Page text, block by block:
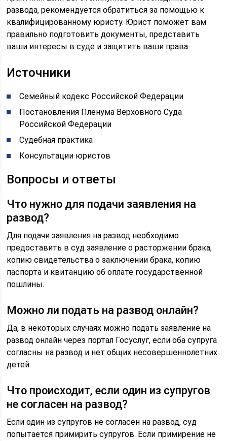
развода, рекомендуется обратиться за помощью к
квалифицированному юристу. Юрист поможет вам
правильно подготовить документы, представить
ваши интересы в суде и защитить ваши права.
Источники
Семейный кодекс Российской Федерации
Постановления Пленума Верховного Суда
Российской Федерации
Судебная практика
Консультации юристов
Вопросы и ответы
Что нужно для подачи заявления на
развод?
Для подачи заявления на развод необходимо
предоставить в суд заявление о расторжении брака,
копию свидетельства о заключении брака, копию
паспорта и квитанцию об оплате государственной
пошлины.
Можно ли подать на развод онлайн?
Да, в некоторых случаях можно подать заявление на
развод онлайн через портал Госуслуг, если оба супруга
согласны на развод и нет общих несовершеннолетних
детей.
Что происходит, если один из супругов
не согласен на развод?
Если один из супругов не согласен на развод, суд
попытается примирить супругов. Если примирение не